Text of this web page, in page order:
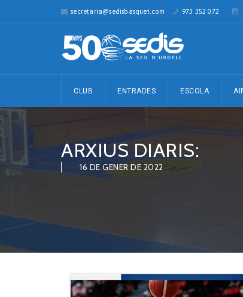
secretaria@sedisbasquet.com 973 352 072
CLUB ENTRADES ESCOLA
ARXIUS DIARIS:
16 DE GENER DE 2022